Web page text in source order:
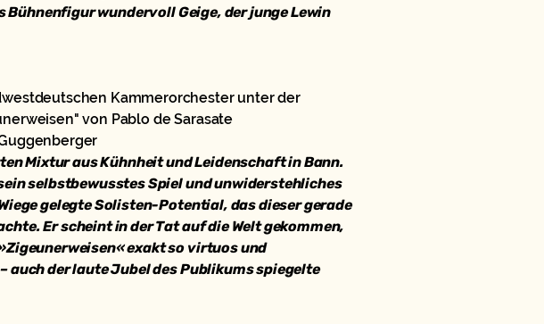
wundervoll Geige, der junge Lewin
Kammerorchester unter der
von Pablo de Sarasate
Mixtur aus Kühnheit und Leidenschaft in Bann.
selbstbewusstes Spiel und unwiderstehliches
gelegte Solisten-Potential, das dieser gerade
Er scheint in der Tat auf die Welt gekommen,
exakt so virtuos und
der laute Jubel des Publikums spiegelte